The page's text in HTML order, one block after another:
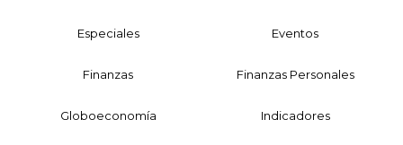
Especiales Eventos
Finanzas Finanzas Personales
Globoeconomía Indicadores